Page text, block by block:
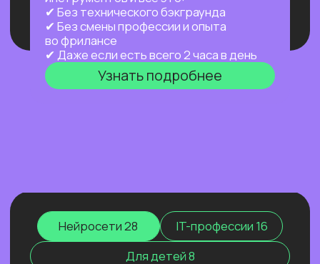
ПРАКТИКУМ
НОВЫЙ ПРАКТИКУМ
ПО OPENCLAW
Первый агент, который работает
на тебя постоянно: в фоне,